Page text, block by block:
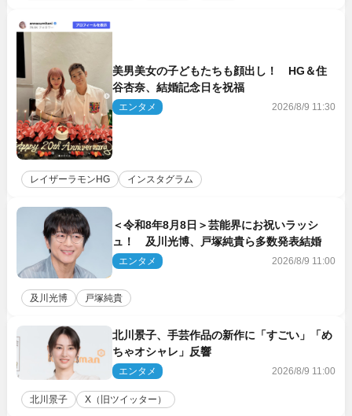
美男美女の子どもたちも顔出し！ HG＆住
谷杏奈、結婚記念日を祝福
エンタメ 2026/8/9 11:30
レイザーラモンHG インスタグラム
＜令和8年8月8日＞芸能界にお祝いラッシ
ュ！ 及川光博、戸塚純貴ら多数発表結婚
エンタメ 2026/8/9 11:00
及川光博 戸塚純貴
北川景子、手芸作品の新作に「すごい」「め
ちゃオシャレ」反響
エンタメ 2026/8/9 11:00
北川景子 X（旧ツイッター）